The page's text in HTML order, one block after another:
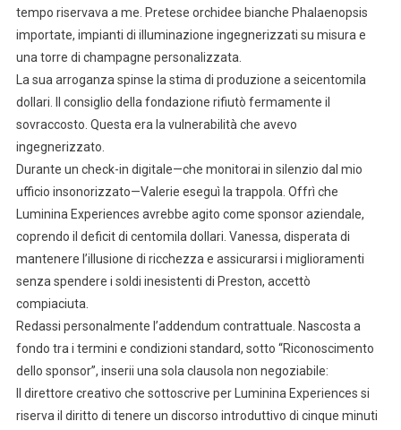
tempo riservava a me. Pretese orchidee bianche Phalaenopsis
importate, impianti di illuminazione ingegnerizzati su misura e
una torre di champagne personalizzata.
La sua arroganza spinse la stima di produzione a seicentomila
dollari. Il consiglio della fondazione rifiutò fermamente il
sovraccosto. Questa era la vulnerabilità che avevo
ingegnerizzato.
Durante un check-in digitale—che monitorai in silenzio dal mio
ufficio insonorizzato—Valerie eseguì la trappola. Offrì che
Luminina Experiences avrebbe agito come sponsor aziendale,
coprendo il deficit di centomila dollari. Vanessa, disperata di
mantenere l’illusione di ricchezza e assicurarsi i miglioramenti
senza spendere i soldi inesistenti di Preston, accettò
compiaciuta.
Redassi personalmente l’addendum contrattuale. Nascosta a
fondo tra i termini e condizioni standard, sotto “Riconoscimento
dello sponsor”, inserii una sola clausola non negoziabile:
Il direttore creativo che sottoscrive per Luminina Experiences si
riserva il diritto di tenere un discorso introduttivo di cinque minuti